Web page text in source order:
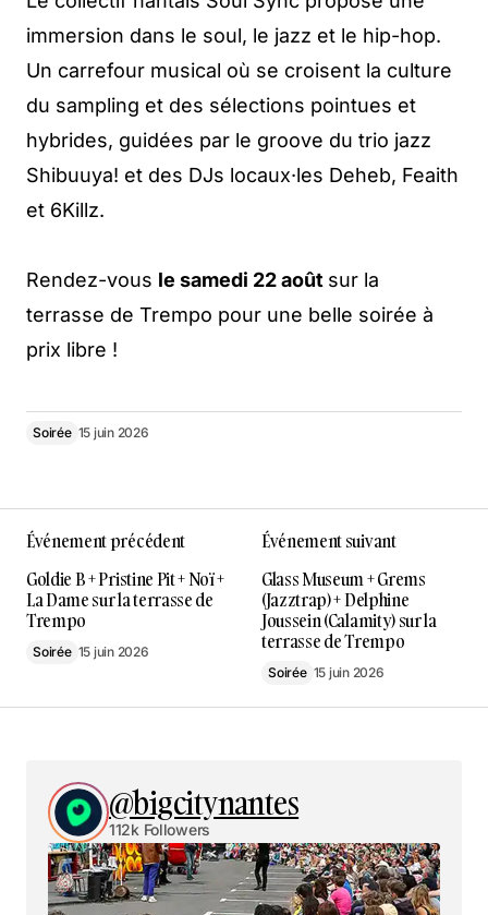
immersion dans le soul, le jazz et le hip-hop.
Un carrefour musical où se croisent la culture
du sampling et des sélections pointues et
hybrides, guidées par le groove du trio jazz
Shibuuya! et des DJs locaux·les Deheb, Feaith
et 6Killz.
Rendez-vous le samedi 22 août sur la
terrasse de Trempo pour une belle soirée à
prix libre !
Soirée 15 juin 2026
Événement précédent
Goldie B + Pristine Pit + Noï +
La Dame sur la terrasse de
Trempo
Soirée 15 juin 2026
Événement suivant
Glass Museum + Grems
(Jazztrap) + Delphine
Joussein (Calamity) sur la
terrasse de Trempo
Soirée 15 juin 2026
@bigcitynantes
112k Followers